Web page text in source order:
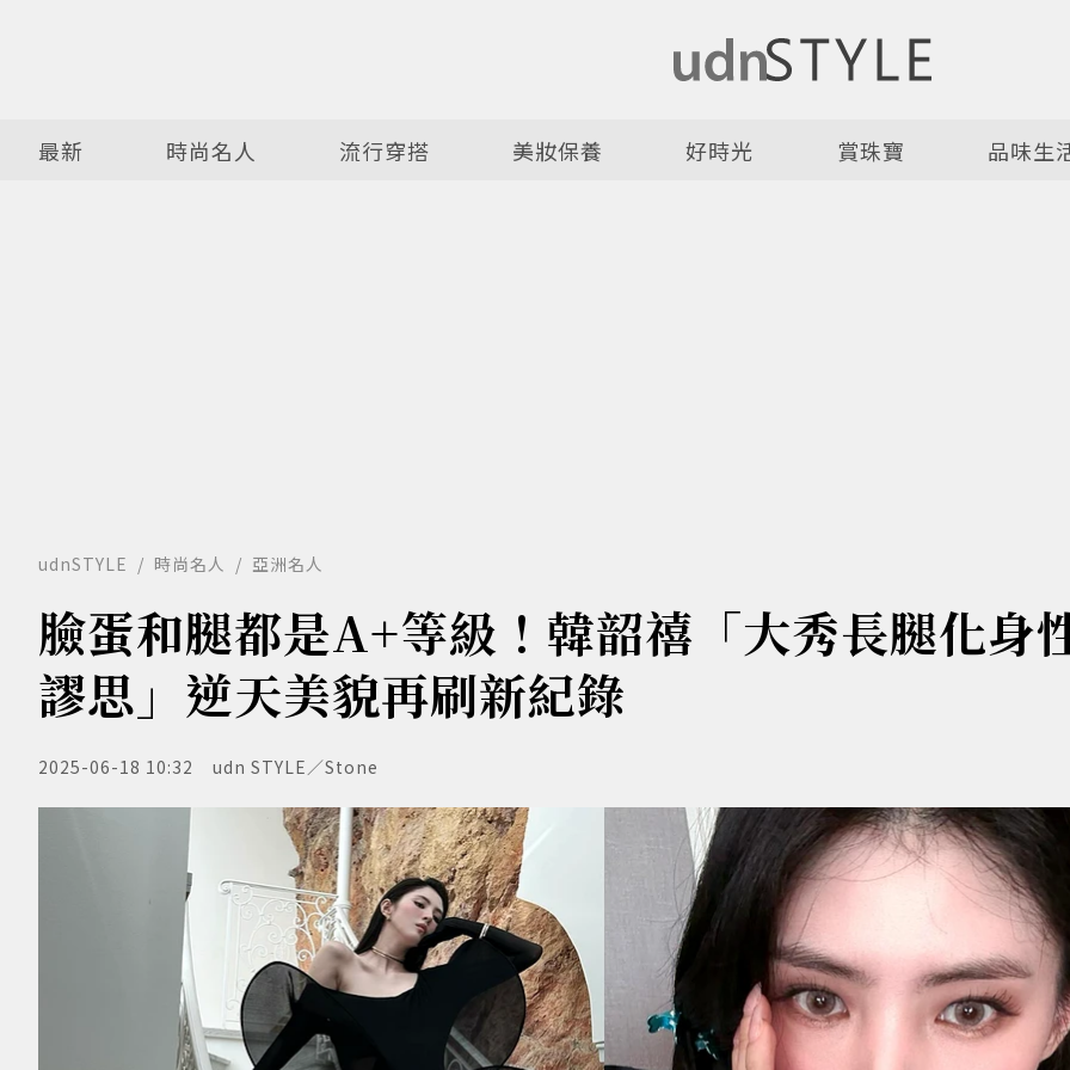
最新 時尚名人 流行穿搭 美妝保養 好時光 賞珠寶 品味生
udnSTYLE 時尚名人 亞洲名人
臉蛋和腿都是A+等級！韓韶禧「大秀長腿化身
謬思」逆天美貌再刷新紀錄
2025-06-18 10:32 udn STYLE／Stone